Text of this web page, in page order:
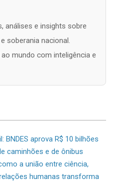
análises e insights sobre
soberania nacional.
mundo com inteligência e
BNDES aprova R$ 10 bilhões
caminhões e de ônibus
a união entre ciência,
humanas transforma